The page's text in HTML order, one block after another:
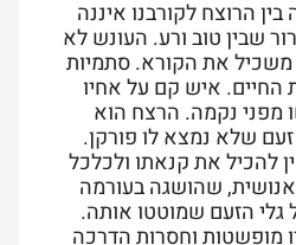
הרוצח לקורבנו איננה
שבין טוב ורע. העונש לא
משכיל את הקורא. סתמיות
החיים. איש קם על אחיו
מפני נקמה. הרצח הוא
שלא נמצא לו פורקן.
להכיל את קנאתו ולכלכל
שהושגה בעורמה
הזעם שמוטטו אותה.
מופשטות וחסרות הדרכה